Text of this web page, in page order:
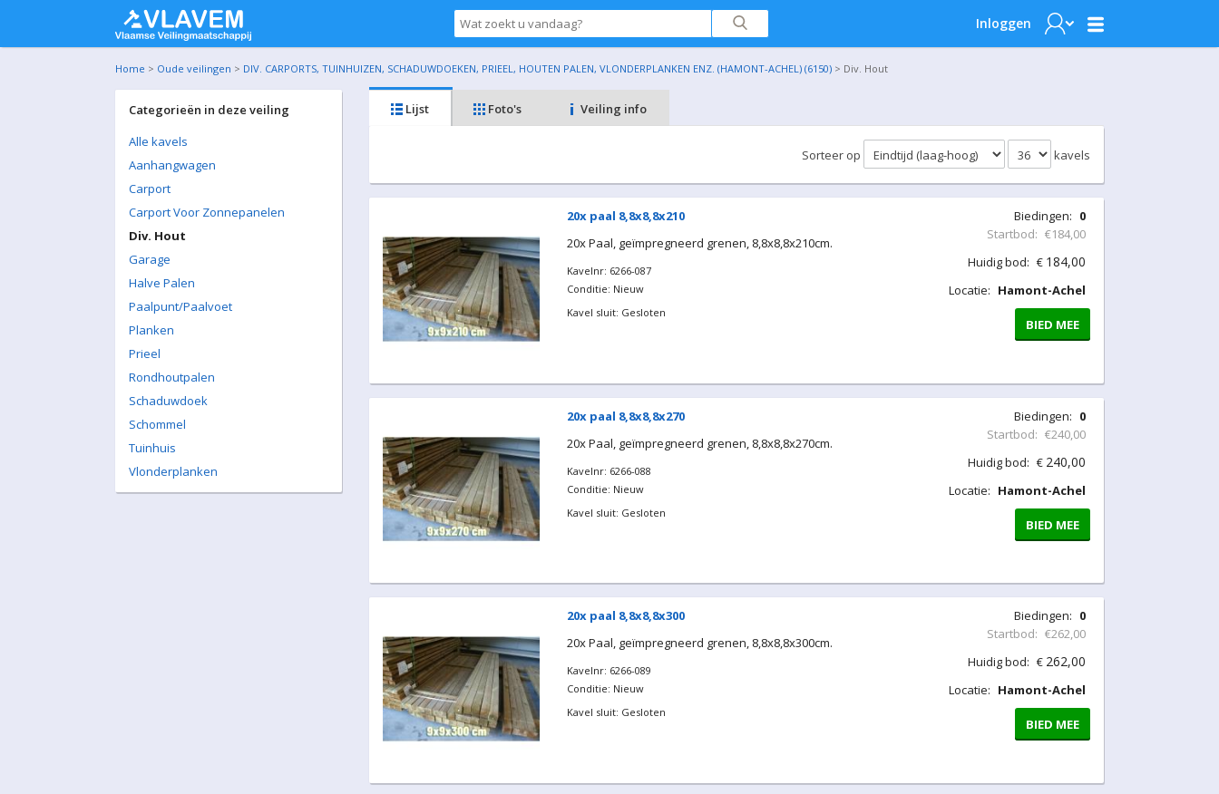
Inloggen
Home > Oude veilingen > DIV. CARPORTS, TUINHUIZEN, SCHADUWDOEKEN, PRIEEL, HOUTEN PALEN, VLONDERPLANKEN ENZ. (HAMONT-ACHEL) (6150) > Div. Hout
Categorieën in deze veiling
Alle kavels
Aanhangwagen
Carport
Carport Voor Zonnepanelen
Div. Hout
Garage
Halve Palen
Paalpunt/Paalvoet
Planken
Prieel
Rondhoutpalen
Schaduwdoek
Schommel
Tuinhuis
Vlonderplanken
Lijst Foto's Veiling info
Sorteer op kavels
20x paal 8,8x8,8x210
20x Paal, geïmpregneerd grenen, 8,8x8,8x210cm.
Kavelnr: 6266-087
Conditie: Nieuw
Kavel sluit: Gesloten
Biedingen: 0
Startbod: €184,00
Huidig bod: € 184,00
Locatie: Hamont-Achel
BIED MEE
20x paal 8,8x8,8x270
20x Paal, geïmpregneerd grenen, 8,8x8,8x270cm.
Kavelnr: 6266-088
Conditie: Nieuw
Kavel sluit: Gesloten
Biedingen: 0
Startbod: €240,00
Huidig bod: € 240,00
Locatie: Hamont-Achel
BIED MEE
20x paal 8,8x8,8x300
20x Paal, geïmpregneerd grenen, 8,8x8,8x300cm.
Kavelnr: 6266-089
Conditie: Nieuw
Kavel sluit: Gesloten
Biedingen: 0
Startbod: €262,00
Huidig bod: € 262,00
Locatie: Hamont-Achel
BIED MEE